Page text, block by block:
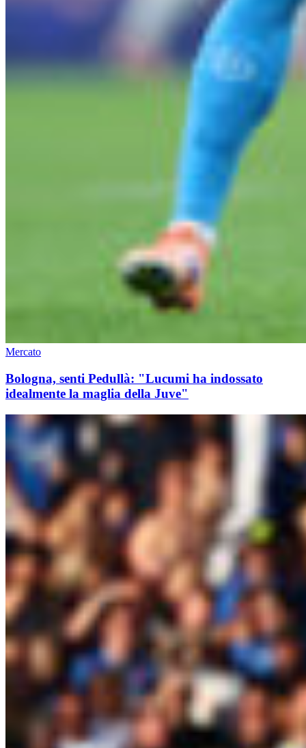
Mercato
Bologna, senti Pedullà: "Lucumi ha indossato
idealmente la maglia della Juve"